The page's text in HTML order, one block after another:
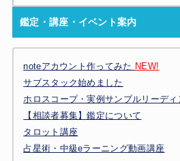
鑑定・講座・イベント案内
noteアカウント作ってみた NEW!
サブスタック始めました
ホロスコープ・実例サンプルリーデ
【相談者募集】鑑定について
タロット講座
占星術・中級eラーニング動画講座